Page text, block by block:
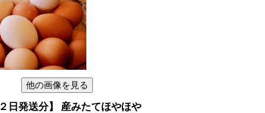
他の画像を見る
２日発送分】 産みたてほやほや